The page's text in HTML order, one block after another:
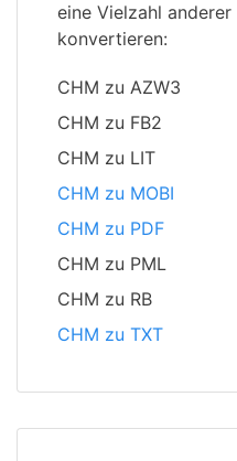
eine Vielzahl anderer
konvertieren:
CHM zu AZW3
CHM zu FB2
CHM zu LIT
CHM zu MOBI
CHM zu PDF
CHM zu PML
CHM zu RB
CHM zu TXT